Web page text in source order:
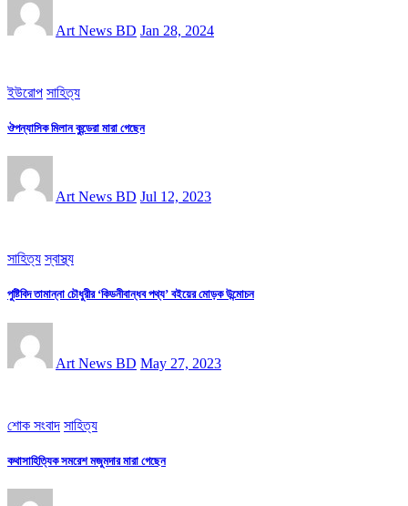
Art News BD Jan 28, 2024
ইউরোপ সাহিত্য
ঔপন্যাসিক মিলান কুন্ডেরা মারা গেছেন
Art News BD Jul 12, 2023
সাহিত্য স্বাস্থ্য
পুষ্টিবিদ তামান্না চৌধুরীর ‘কিডনীবান্ধব পথ্য’ বইয়ের মোড়ক উন্মোচন
Art News BD May 27, 2023
শোক সংবাদ সাহিত্য
কথাসাহিত্যিক সমরেশ মজুমদার মারা গেছেন